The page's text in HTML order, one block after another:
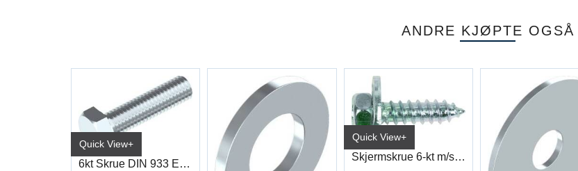
ANDRE KJØPTE OGSÅ
Quick View+
6kt Skrue DIN 933 Elzn hel.gj
Quick View+
Skjermskrue 6-kt m/skive Elzn.